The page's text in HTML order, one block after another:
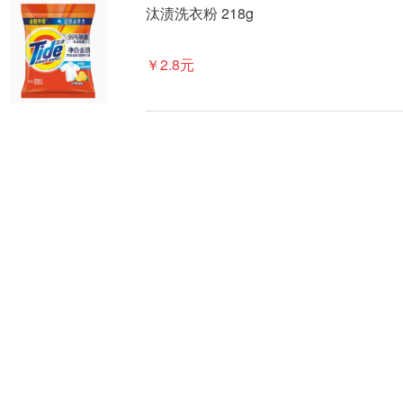
汰渍洗衣粉 218g
￥2.8元